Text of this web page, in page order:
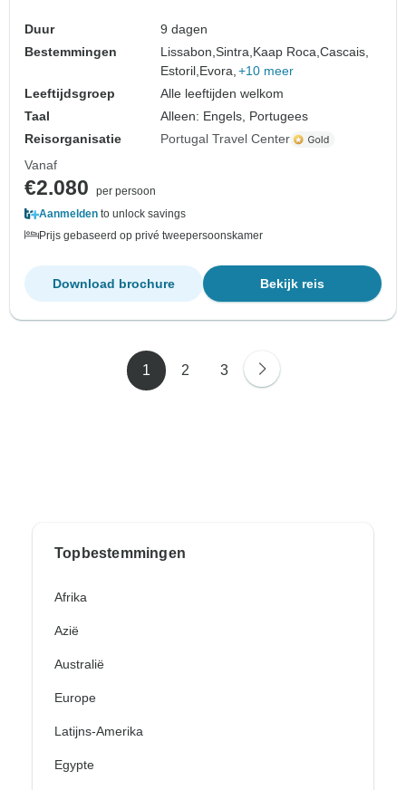
Duur
9 dagen
Bestemmingen
Lissabon,Sintra,Kaap Roca,Cascais,
Estoril,Evora, +10 meer
Leeftijdsgroep
Alle leeftijden welkom
Taal
Alleen: Engels, Portugees
Reisorganisatie
Portugal Travel Center
Vanaf
€2.080
per persoon
Aanmelden to unlock savings
Prijs gebaseerd op privé tweepersoonskamer
Bekijk reis
Download brochure
1 2 3
Topbestemmingen
Afrika
Azië
Australië
Europe
Latijns-Amerika
Egypte